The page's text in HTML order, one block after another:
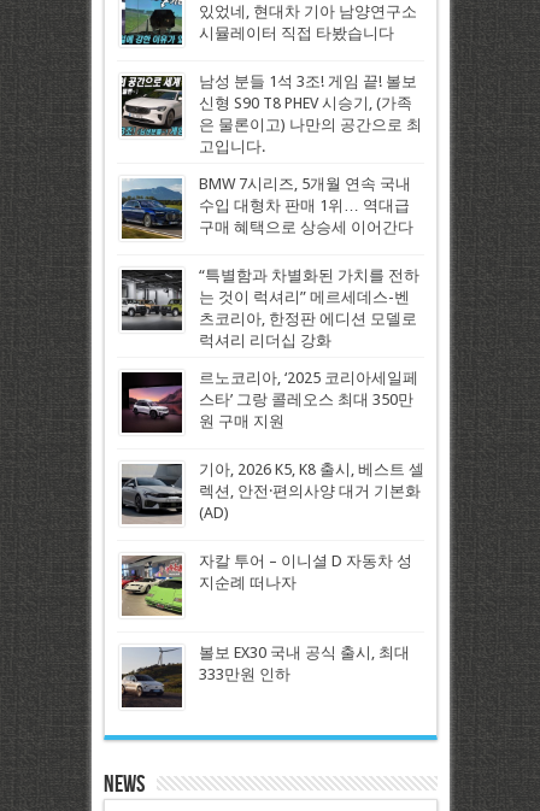
있었네, 현대차 기아 남양연구소
시뮬레이터 직접 타봤습니다
남성 분들 1석 3조! 게임 끝! 볼보
신형 S90 T8 PHEV 시승기, (가족
은 물론이고) 나만의 공간으로 최
고입니다.
BMW 7시리즈, 5개월 연속 국내
수입 대형차 판매 1위… 역대급
구매 혜택으로 상승세 이어간다
“특별함과 차별화된 가치를 전하
는 것이 럭셔리” 메르세데스-벤
츠코리아, 한정판 에디션 모델로
럭셔리 리더십 강화
르노코리아, ‘2025 코리아세일페
스타’ 그랑 콜레오스 최대 350만
원 구매 지원
기아, 2026 K5, K8 출시, 베스트 셀
렉션, 안전·편의사양 대거 기본화
(AD)
자칼 투어 – 이니셜 D 자동차 성
지순례 떠나자
볼보 EX30 국내 공식 출시, 최대
333만원 인하
News